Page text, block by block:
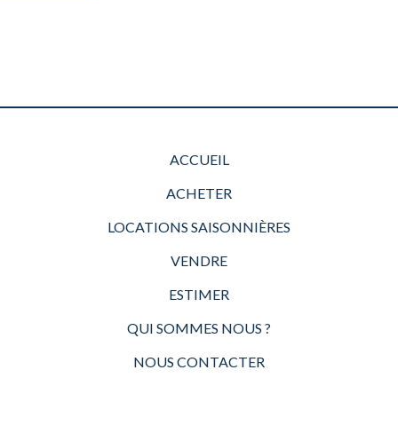
ACCUEIL
ACHETER
LOCATIONS SAISONNIÈRES
VENDRE
ESTIMER
QUI SOMMES NOUS ?
NOUS CONTACTER